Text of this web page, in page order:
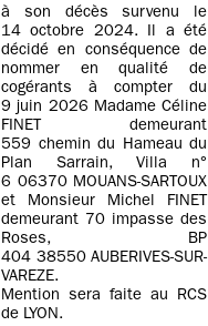
à son décès survenu le
14 octobre 2024. Il a été
décidé en conséquence de
nommer en qualité de
cogérants à compter du
9 juin 2026 Madame Céline
FINET demeurant
559 chemin du Hameau du
Plan Sarrain, Villa n°
6 06370 MOUANS-SARTOUX
et Monsieur Michel FINET
demeurant 70 impasse des
Roses, BP
404 38550 AUBERIVES-SUR-
VAREZE.
Mention sera faite au RCS
de LYON.